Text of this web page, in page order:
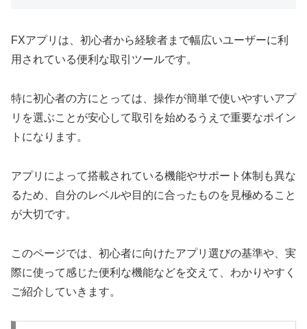
FXアプリは、初心者から経験者まで幅広いユーザーに利
用されている便利な取引ツールです。
特に初心者の方にとっては、操作が簡単で使いやすいアプ
リを選ぶことが安心して取引を始めるうえで重要なポイン
トになります。
アプリによって搭載されている機能やサポート体制も異な
るため、自分のレベルや目的に合ったものを見極めること
が大切です。
このページでは、初心者に向けたアプリ選びの基準や、実
際に使って感じた便利な機能などを交えて、わかりやすく
ご紹介していきます。